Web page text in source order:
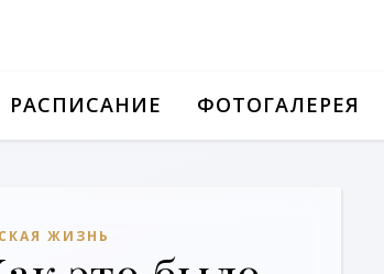
РАСПИСАНИЕ ФОТОГАЛЕРЕЯ
ЖИЗНЬ